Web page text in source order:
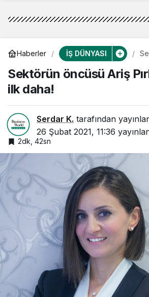
Haberler İŞ DÜNYASI
Sektörün öncüsü Ariş
ilk daha!
Serdar K. tarafından
26 Şubat 2021, 11:36
2dk, 42sn